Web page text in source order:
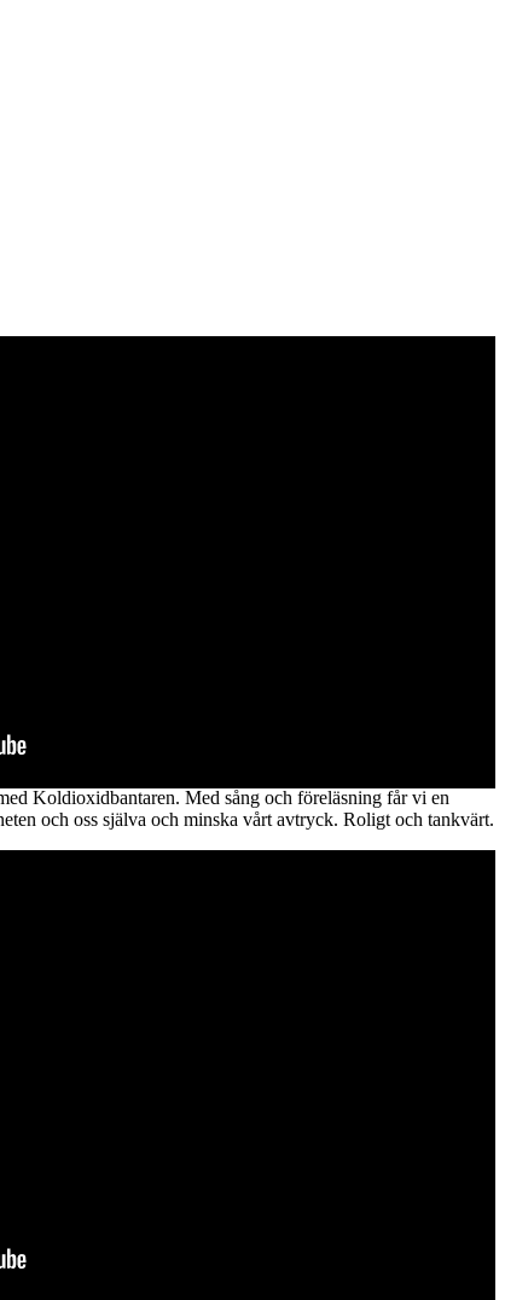
Koldioxidbantaren. Med sång och föreläsning får vi en
och oss själva och minska vårt avtryck. Roligt och tankvärt.